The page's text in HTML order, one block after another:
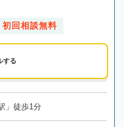
初回相談無料
する
」徒歩1分